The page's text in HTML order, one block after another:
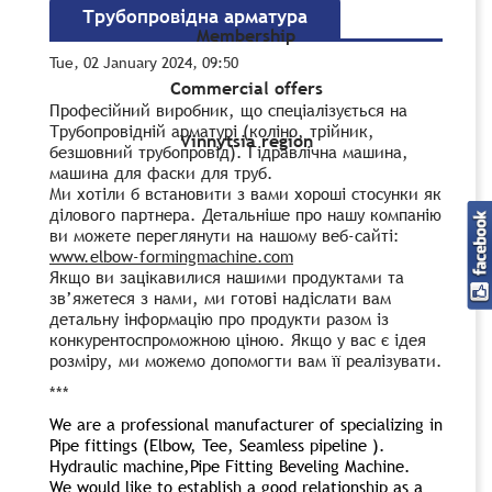
Membership
Commercial offers
Vinnytsia region
Трубопровідна арматура
Tue, 02 January 2024, 09:50
Професійний виробник, що спеціалізується на
Трубопровідній арматурі (коліно, трійник,
безшовний трубопровід). Гідравлічна машина,
машина для фаски для труб.
Ми хотіли б встановити з вами хороші стосунки як
ділового партнера. Детальніше про нашу компанію
ви можете переглянути на нашому веб-сайті:
www.elbow-formingmachine.com
Якщо ви зацікавилися нашими продуктами та
зв’яжетеся з нами, ми готові надіслати вам
детальну інформацію про продукти разом із
конкурентоспроможною ціною. Якщо у вас є ідея
розміру, ми можемо допомогти вам її реалізувати.
***
We are a professional manufacturer of specializing in
Pipe fittings (Elbow, Tee, Seamless pipeline ).
Hydraulic machine,Pipe Fitting Beveling Machine.
We would like to establish a good relationship as a